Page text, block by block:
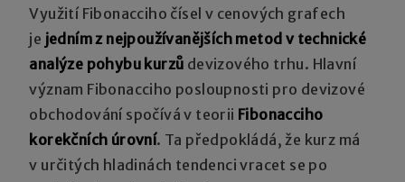
Využití Fibonacciho čísel v cenových grafech
je jedním z nejpoužívanějších metod v technické
analýze pohybu kurzů devizového trhu. Hlavní
význam Fibonacciho posloupnosti pro devizové
obchodování spočívá v teorii Fibonacciho
korekčních úrovní. Ta předpokládá, že kurz má
v určitých hladinách tendenci vracet se po